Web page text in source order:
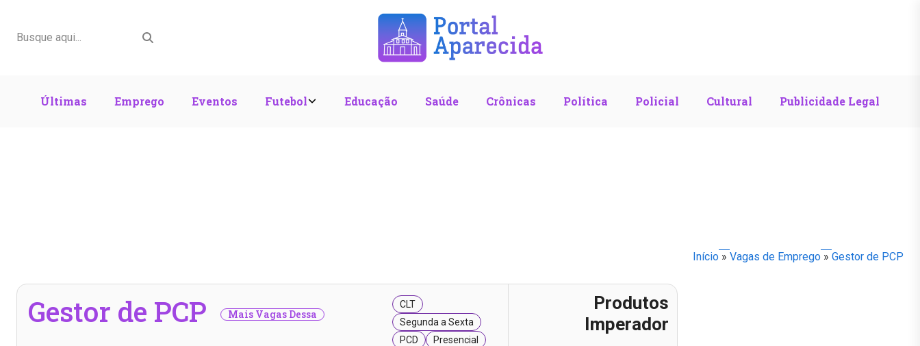
Últimas Emprego Eventos Futebol Educação Saúde Crônicas Política Policial Cultural Publicidade Legal
Início » Vagas de Emprego » Gestor de PCP
Gestor de PCP Mais Vagas Dessa
CLT
Segunda a Sexta
PCD
Presencial
Produtos
Imperador